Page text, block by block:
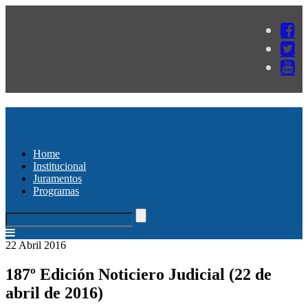
Home
Institucional
Juramentos
Programas
22 Abril 2016
187º Edición Noticiero Judicial (22 de
abril de 2016)